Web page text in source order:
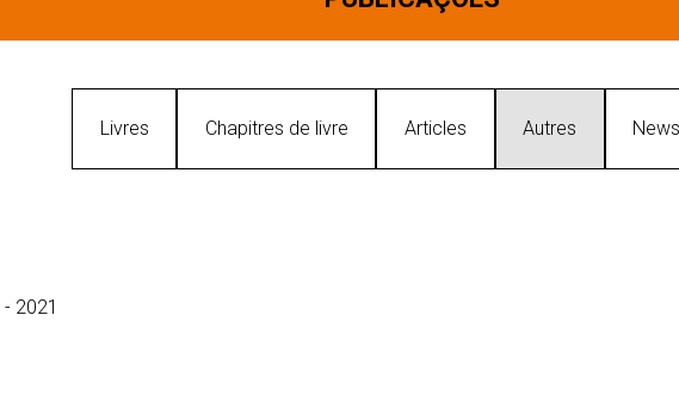
Livres Chapitres de livre Articles Autres
- 2021